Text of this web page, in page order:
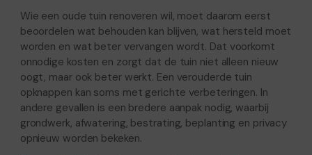
Wie een oude tuin renoveren wil, moet daarom eerst
beoordelen wat behouden kan blijven, wat hersteld moet
worden en wat beter vervangen wordt. Dat voorkomt
onnodige kosten en zorgt dat de tuin niet alleen nieuw
oogt, maar ook beter werkt. Een verouderde tuin
opknappen kan soms met gerichte verbeteringen. In
andere gevallen is een bredere aanpak nodig, waarbij
grondwerk, afwatering, bestrating, beplanting en privacy
opnieuw worden bekeken.